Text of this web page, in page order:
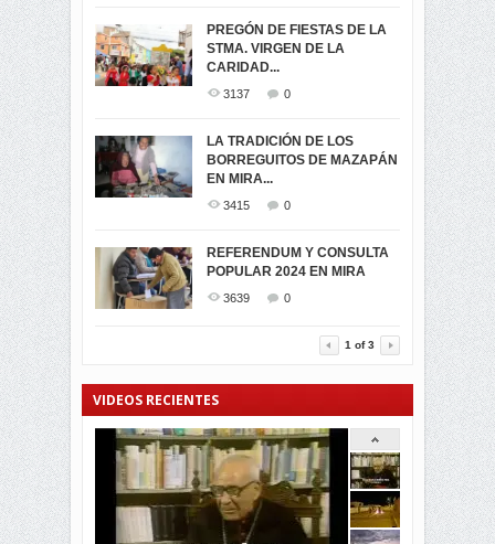
PREGÓN DE FIESTAS DE LA
STMA. VIRGEN DE LA
CARIDAD...
3137 0
LA TRADICIÓN DE LOS
BORREGUITOS DE MAZAPÁN
EN MIRA...
3415 0
REFERENDUM Y CONSULTA
POPULAR 2024 EN MIRA
3639 0
-ENCENDIDO DEL ARBOL DE
...
MIRA
3442
TRIUNFO DE...
ELECCION CRUCIAL:
SEGUNDA VUELTA
PRESIDENCIAL EL 1...
VIRTUALES ASAMBLEISTAS
POR LA PROVINCIA DEL
CARCHI...
MIRA.EC FUE
GALARDONADA
1 of3
VIDEOS RECIENTES